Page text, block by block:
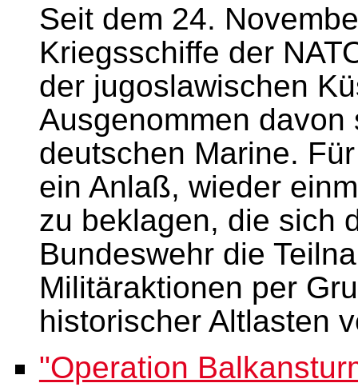
Seit dem 24.
Kriegsschiffe der
der jugoslawischen
Ausgenommen
deutschen Marine.
ein Anlaß, wieder
zu beklagen, die sich
Bundeswehr die
Militäraktionen per
historischer Altlasten
"Operation